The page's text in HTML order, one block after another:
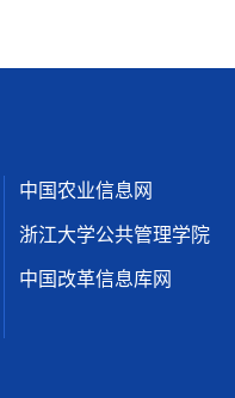
中国农业信息网
浙江大学公共管理学院
中国改革信息库网